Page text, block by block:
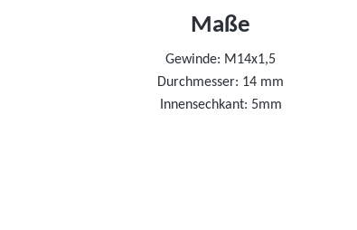
Maße
Gewinde: M14x1,5
Durchmesser: 14 mm
Innensechkant: 5mm